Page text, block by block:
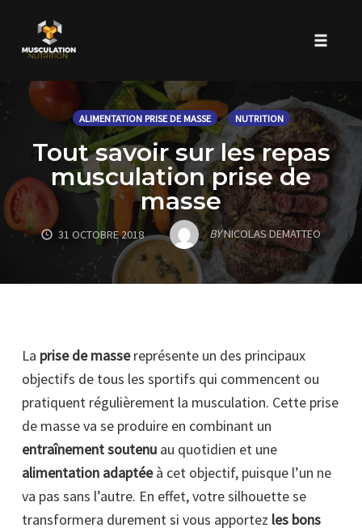
to
ALIMENTATION PRISE DE MASSE NUTRITION
Tout savoir sur les repas
musculation prise de
masse
31 OCTOBRE 2018 BYNICOLAS DEMATTEO
La prise de massereprésente un des principaux
objectifs de tous les sportifs qui commencent ou
pratiquent régulièrement la musculation. Cette prise
de masse va se produire en combinant un
entraînement soutenu au quotidien et une
alimentation adaptéeà cet objectif, puisque l’un ne
va pas sans l’autre. En effet, votre silhouette se
transformera durement si vous apportez les bons